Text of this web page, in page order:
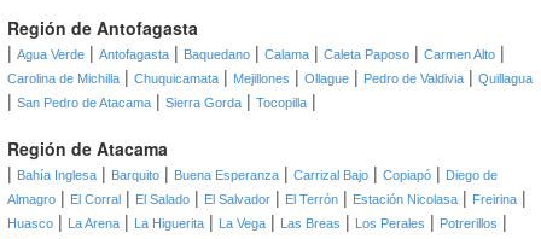
Región de Antofagasta
| Agua Verde | Antofagasta | Baquedano | Calama | Caleta Paposo | Carmen Alto |
Carolina de Michilla | Chuquicamata | Mejillones | Ollague | Pedro de Valdivia | Quillagua
| San Pedro de Atacama | Sierra Gorda | Tocopilla |
Región de Atacama
| Bahía Inglesa | Barquito | Buena Esperanza | Carrizal Bajo | Copiapó | Diego de
Almagro | El Corral | El Salado | El Salvador | El Terrón | Estación Nicolasa | Freirina |
Huasco | La Arena | La Higuerita | La Vega | Las Breas | Los Perales | Potrerillos |